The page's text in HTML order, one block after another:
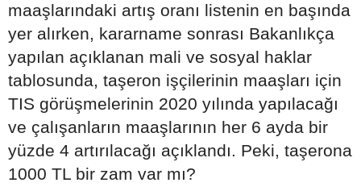
maaşlarındaki artış oranı listenin en başında
yer alırken, kararname sonrası Bakanlıkça
yapılan açıklanan mali ve sosyal haklar
tablosunda, taşeron işçilerinin maaşları için
TIS görüşmelerinin 2020 yılında yapılacağı
ve çalışanların maaşlarının her 6 ayda bir
yüzde 4 artırılacağı açıklandı. Peki, taşerona
1000 TL bir zam var mı?